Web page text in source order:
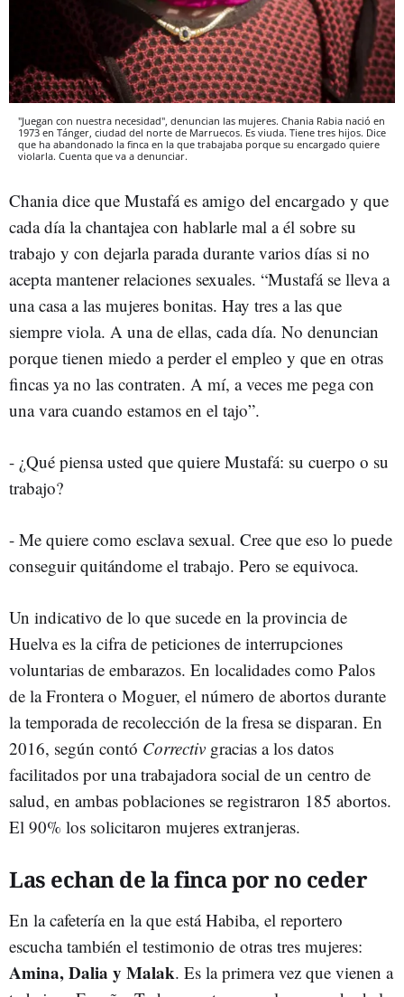
"Juegan con nuestra necesidad", denuncian las mujeres. Chania Rabia nació en
1973 en Tánger, ciudad del norte de Marruecos. Es viuda. Tiene tres hijos. Dice
que ha abandonado la finca en la que trabajaba porque su encargado quiere
violarla. Cuenta que va a denunciar.
Chania dice que Mustafá es amigo del encargado y que
cada día la chantajea con hablarle mal a él sobre su
trabajo y con dejarla parada durante varios días si no
acepta mantener relaciones sexuales. “Mustafá se lleva a
una casa a las mujeres bonitas. Hay tres a las que
siempre viola. A una de ellas, cada día. No denuncian
porque tienen miedo a perder el empleo y que en otras
fincas ya no las contraten. A mí, a veces me pega con
una vara cuando estamos en el tajo”.
- ¿Qué piensa usted que quiere Mustafá: su cuerpo o su
trabajo?
- Me quiere como esclava sexual. Cree que eso lo puede
conseguir quitándome el trabajo. Pero se equivoca.
Un indicativo de lo que sucede en la provincia de
Huelva es la cifra de peticiones de interrupciones
voluntarias de embarazos. En localidades como Palos
de la Frontera o Moguer, el número de abortos durante
la temporada de recolección de la fresa se disparan. En
2016, según contó Correctiv gracias a los datos
facilitados por una trabajadora social de un centro de
salud, en ambas poblaciones se registraron 185 abortos.
El 90% los solicitaron mujeres extranjeras.
Las echan de la finca por no ceder
En la cafetería en la que está Habiba, el reportero
escucha también el testimonio de otras tres mujeres:
Amina, Dalia y Malak. Es la primera vez que vienen a